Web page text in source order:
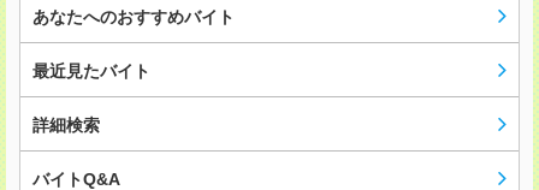
あなたへのおすすめバイト
最近見たバイト
詳細検索
バイトQ&A